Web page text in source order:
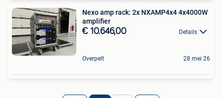
Nexo amp rack: 2x NXAMP4x4 4x4000W
amplifier
€ 10.646,00 Details
Overpelt 28 mei 26